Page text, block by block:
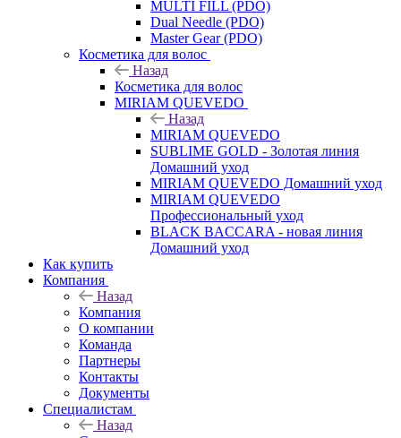
MULTI FILL (PDO)
Dual Needle (PDO)
Master Gear (PDO)
Косметика для волос
Назад
Косметика для волос
MIRIAM QUEVEDO
Назад
MIRIAM QUEVEDO
SUBLIME GOLD - Золотая линия
Домашний уход
MIRIAM QUEVEDO Домашний уход
MIRIAM QUEVEDO
Профессиональный уход
BLACK BACCARA - новая линия
Домашний уход
Как купить
Компания
Назад
Компания
О компании
Команда
Партнеры
Контакты
Документы
Специалистам
Назад